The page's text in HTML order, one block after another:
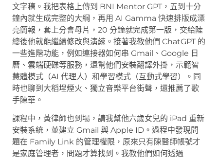
文字稿。我把表格上傳到 BNI Mentor GPT，五到十分
鐘內就生成完整的大綱，再用 AI Gamma 快速排版成漂
亮簡報，套上分會母片，20 分鐘就完成第一版，交給陸
總後他就能繼續修改與演練。接著我教他們 ChatGPT 的
一些進階功能，例如連接器如何串 Gmail、Google 日
曆、雲端硬碟等服務，還幫他們安裝翻譯外掛，示範智
慧體模式（AI 代理人）和學習模式（互動式學習）。同
時也聊到大稻埕煙火、獨立音樂平台街聲，還推薦了歌
手陳華。
課程中，黃律師也到場，請我幫他六歲女兒的 iPad 重新
安裝系統，並建立 Gmail 與 Apple ID。過程中發現問
題在 Family Link 的管理權限，原來只有陳醫師帳號才
是家庭管理者，問題才算找到。我教他們如何透過